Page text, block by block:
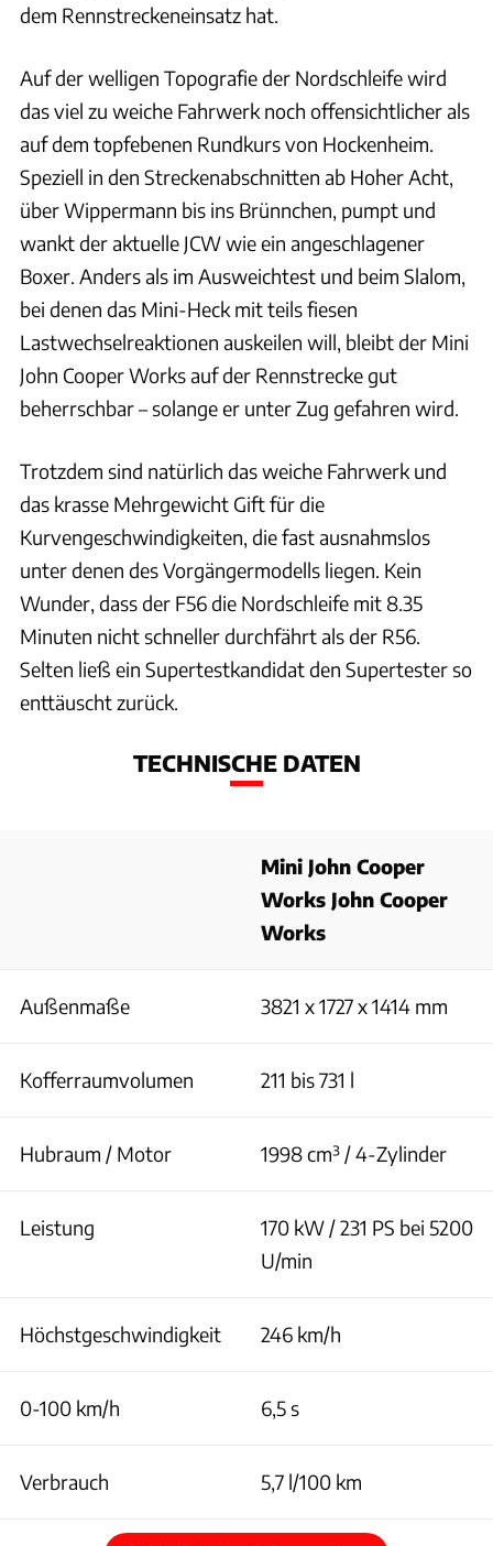
dem Rennstreckeneinsatz hat.
Auf der welligen Topografie der Nordschleife wird
das viel zu weiche Fahrwerk noch offensichtlicher als
auf dem topfebenen Rundkurs von Hockenheim.
Speziell in den Streckenabschnitten ab Hoher Acht,
über Wippermann bis ins Brünnchen, pumpt und
wankt der aktuelle JCW wie ein angeschlagener
Boxer. Anders als im Ausweichtest und beim Slalom,
bei denen das Mini-Heck mit teils fiesen
Lastwechselreaktionen auskeilen will, bleibt der Mini
John Cooper Works auf der Rennstrecke gut
beherrschbar – solange er unter Zug gefahren wird.
Trotzdem sind natürlich das weiche Fahrwerk und
das krasse Mehrgewicht Gift für die
Kurvengeschwindigkeiten, die fast ausnahmslos
unter denen des Vorgängermodells liegen. Kein
Wunder, dass der F56 die Nordschleife mit 8.35
Minuten nicht schneller durchfährt als der R56.
Selten ließ ein Supertestkandidat den Supertester so
enttäuscht zurück.
TECHNISCHE DATEN
Mini John Cooper
Works John Cooper
Works
Außenmaße 3821 x 1727 x 1414 mm
Kofferraumvolumen 211 bis 731 l
Hubraum / Motor 1998 cm³ / 4-Zylinder
Leistung
170 kW / 231 PS bei 5200
U/min
Höchstgeschwindigkeit 246 km/h
0-100 km/h 6,5 s
Verbrauch 5,7 l/100 km